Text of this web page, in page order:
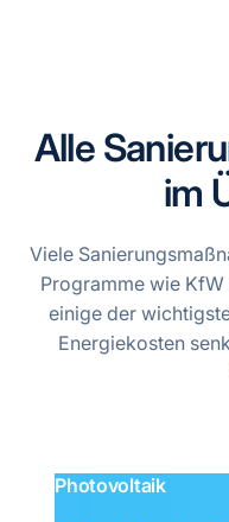
Alle
im
Viele
Programme wie
einige der
Energiekosten
Photovoltaik